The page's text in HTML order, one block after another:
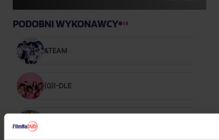
PODOBNI WYKONAWCY
&TEAM
(G)I-DLE